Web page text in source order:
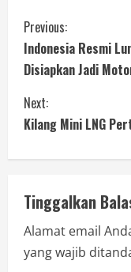
Previous:
Indonesia Resmi
Disiapkan Jadi
Next:
Kilang Mini LNG
Tinggalkan
Alamat email
yang wajib